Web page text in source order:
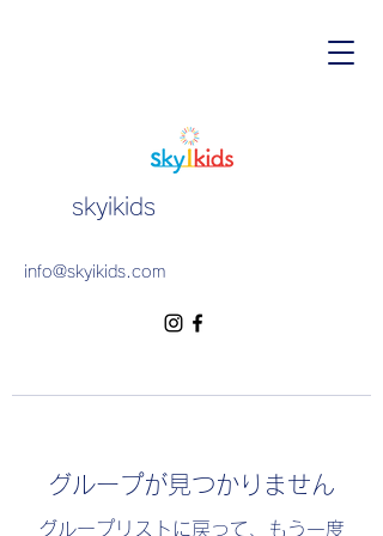
skyikids
info@skyikids.com
グループが見つかりません
グループリストに戻って、もう一度